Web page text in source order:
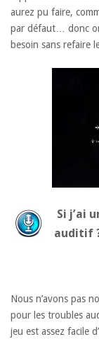
aurez pu faire,
par défaut… donc
besoin sans refaire
Si j’ai
auditif
Nous n’avons pas
pour les troubles
jeu est assez facile